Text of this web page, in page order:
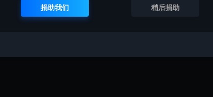
捐助我们 稍后捐助